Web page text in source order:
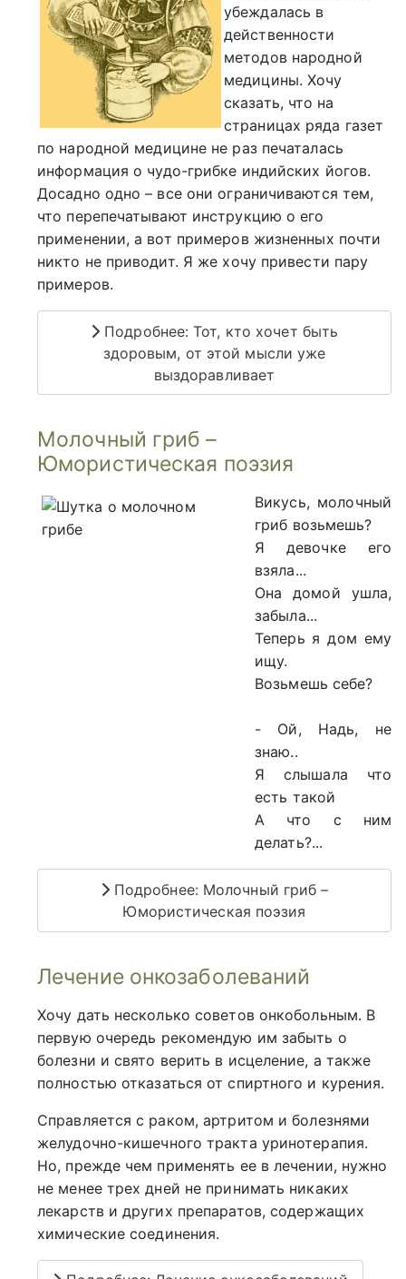
убеждалась в
действенности
методов народной
медицины. Хочу
сказать, что на
страницах ряда газет
по народной медицине не раз печаталась
информация о чудо-грибке индийских йогов.
Досадно одно – все они ограничиваются тем,
что перепечатывают инструкцию о его
применении, а вот примеров жизненных почти
никто не приводит. Я же хочу привести пару
примеров.
Подробнее: Тот, кто хочет быть
здоровым, от этой мысли уже
выздоравливает
Молочный гриб –
Юмористическая поэзия
Викусь, молочный
гриб возьмешь?
Я девочке его
взяла...
Она домой ушла,
забыла...
Теперь я дом ему
ищу.
Возьмешь себе?
- Ой, Надь, не
знаю..
Я слышала что
есть такой
А что с ним
делать?...
Подробнее: Молочный гриб –
Юмористическая поэзия
Лечение онкозаболеваний
Хочу дать несколько советов онкобольным. В
первую очередь рекомендую им забыть о
болезни и свято верить в исцеление, а также
полностью отказаться от спиртного и курения.
Справляется с раком, артритом и болезнями
желудочно-кишечного тракта уринотерапия.
Но, прежде чем применять ее в лечении, нужно
не менее трех дней не принимать никаких
лекарств и других препаратов, содержащих
химические соединения.